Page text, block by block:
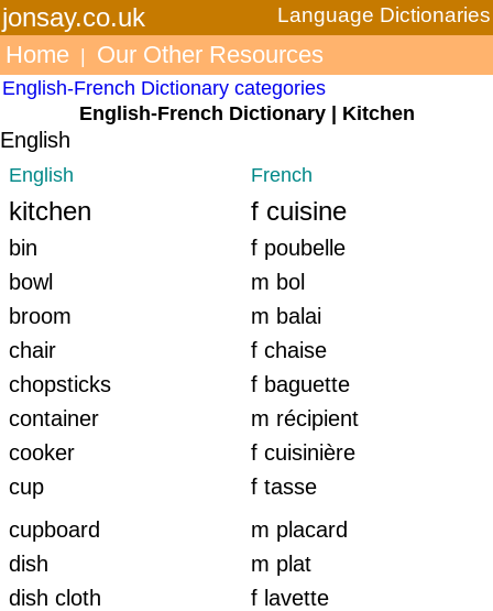
jonsay.co.uk Language Dictionaries
Home Our Other Resources
English-French Dictionary categories
English-French Dictionary | Kitchen
English
English French
kitchen f cuisine
bin
f poubelle
bowl
m bol
broom
m balai
chair
f chaise
chopsticks
f baguette
container
m récipient
cooker
f cuisinière
cup
f tasse
cupboard
m placard
dish
m plat
dish cloth
f lavette